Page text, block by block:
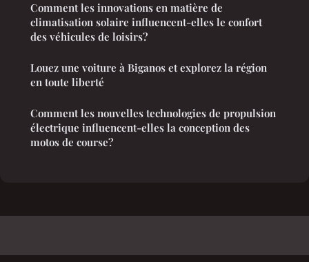
Comment les innovations en matière de
climatisation solaire influencent-elles le confort
des véhicules de loisirs?
Louez une voiture à Biganos et explorez la région
en toute liberté
Comment les nouvelles technologies de propulsion
électrique influencent-elles la conception des
motos de course?